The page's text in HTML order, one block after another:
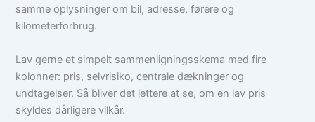
samme oplysninger om bil, adresse, førere og
kilometerforbrug.
Lav gerne et simpelt sammenligningsskema med fire
kolonner: pris, selvrisiko, centrale dækninger og
undtagelser. Så bliver det lettere at se, om en lav pris
skyldes dårligere vilkår.